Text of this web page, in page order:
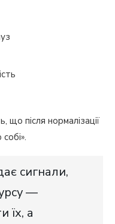
після нормалізації
сигнали,
—
їх, а